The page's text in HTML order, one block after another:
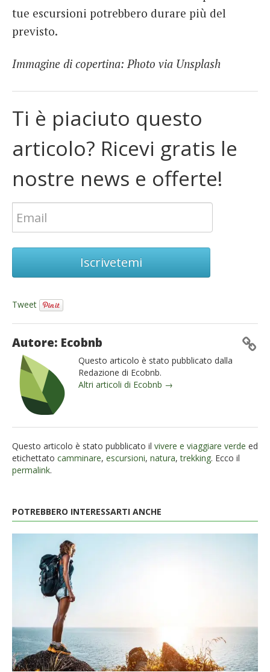
tue escursioni potrebbero durare più del
previsto.
Immagine di copertina: Photo via Unsplash
Ti è piaciuto questo
articolo? Ricevi gratis le
nostre news e offerte!
Iscrivetemi
Tweet
Autore: Ecobnb
Questo articolo è stato pubblicato dalla
Redazione di Ecobnb.
Altri articoli di Ecobnb →
Questo articolo è stato pubblicato il vivere e viaggiare verde ed
etichettato camminare, escursioni, natura,trekking. Ecco il
permalink.
POTREBBERO INTERESSARTI ANCHE